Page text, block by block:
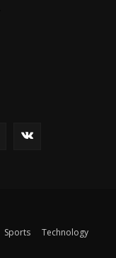
Sports
Technology